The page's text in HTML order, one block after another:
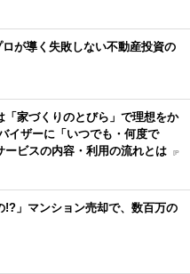
が導く失敗しない不動産投資の
「家づくりのとびら」で理想をか
イザーに「いつでも・何度で
ービスの内容・利用の流れとは [P
!?」マンション売却で、数百万の